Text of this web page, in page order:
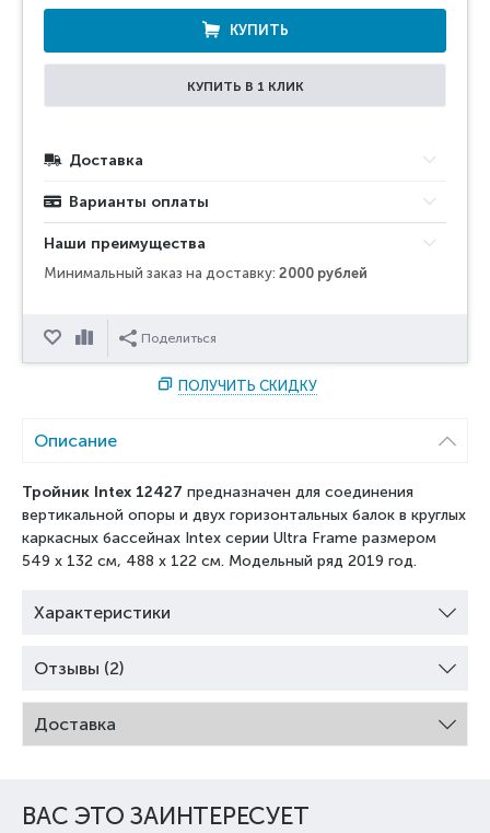
КУПИТЬ
КУПИТЬ В 1 КЛИК
Доставка
Варианты оплаты
Наши преимущества
Минимальный заказ на доставку: 2000 рублей
ОтложитьСравнитьПоделиться
ПОЛУЧИТЬ СКИДКУ
Описание
Тройник Intex 12427 предназначен для соединения
вертикальной опоры и двух горизонтальных балок в круглых
каркасных бассейнах Intex серии Ultra Frame размером
549 х 132 см, 488 х 122 см. Модельный ряд 2019 год.
Характеристики
Отзывы (2)
Доставка
ВАС ЭТО ЗАИНТЕРЕСУЕТ